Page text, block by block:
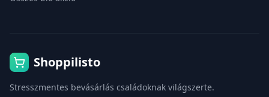
Shoppilisto
Stresszmentes bevásárlás családoknak világszerte.